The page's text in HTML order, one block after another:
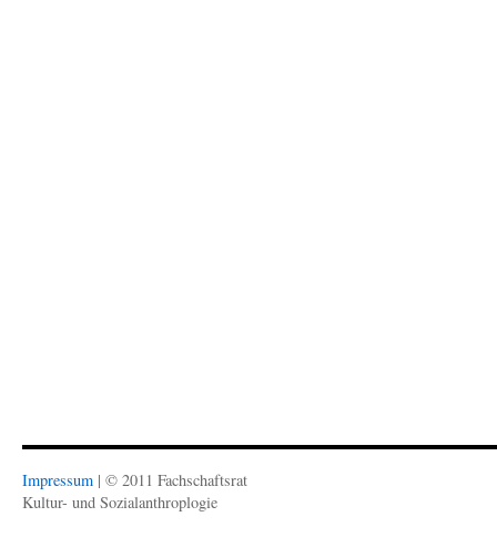
Impressum | © 2011 Fachschaftsrat
Kultur- und Sozialanthroplogie